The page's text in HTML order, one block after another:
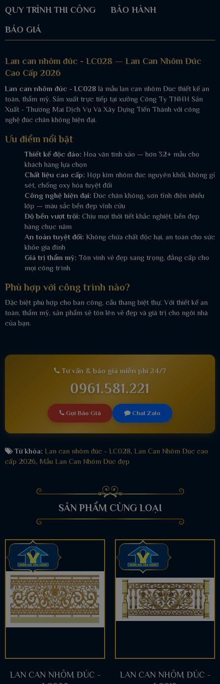
QUY TRÌNH THI CÔNG
BẢO HÀNH
BÁO GIÁ
Lan can nhôm đúc - LC028 — Lan Can Nhôm Đúc
Cao Cấp 2026
Lan can nhôm đúc - LC028 là mẫu lan can nhôm Đúc thiết kế an
toàn, thẩm mỹ. Sản xuất trực tiếp tại xưởng Công Ty TNHH Sản
Xuất - Thương Mai Dịch Vụ Và Xây Dựng Tiến Thành với công
nghệ đúc chân không hiện đại.
Ưu điểm nổi bật
Thiết kế độc đáo: Hoa văn tinh xảo — hơn 32+ mẫu cho
khách hàng lựa chọn
Chất liệu cao cấp: Hợp kim nhôm đúc nguyên khối, không gỉ
sét, chống oxy hóa tuyệt đối
Công nghệ hiện đại: Đúc chân không, sơn tĩnh điện nhiều
lớp — màu sắc bền đẹp vĩnh cửu
Độ bền vượt trội: Chịu mọi thời tiết khắc nghiệt, bền đẹp
hàng chục năm
An toàn tuyệt đối: Không chứa chất độc hại, an toàn cho sức
khỏe gia đình
Giá trị thẩm mỹ: Tôn vinh vẻ đẹp sang trọng, đẳng cấp cho
mọi công trình
Phù hợp với công trình nào?
Đặc biệt phù hợp cho ban công, cầu thang biệt thự. Với thiết kế an
toàn, thẩm mỹ, sản phẩm sẽ tôn lên vẻ đẹp và giá trị cho ngôi nhà
của bạn.
Tư vấn & báo giá miễn phí 24/7
0961.581.221
Gọi Báo Giá Chat Zalo
Từ khóa: Lan can nhôm đúc - LC028, Lan Can Nhôm Đúc cao
cấp 2026, Mẫu Lan Can Nhôm Đúc đẹp
SẢN PHẨM CÙNG LOẠI
LAN CAN NHÔM ĐÚC -
LAN CAN NHÔM ĐÚC -